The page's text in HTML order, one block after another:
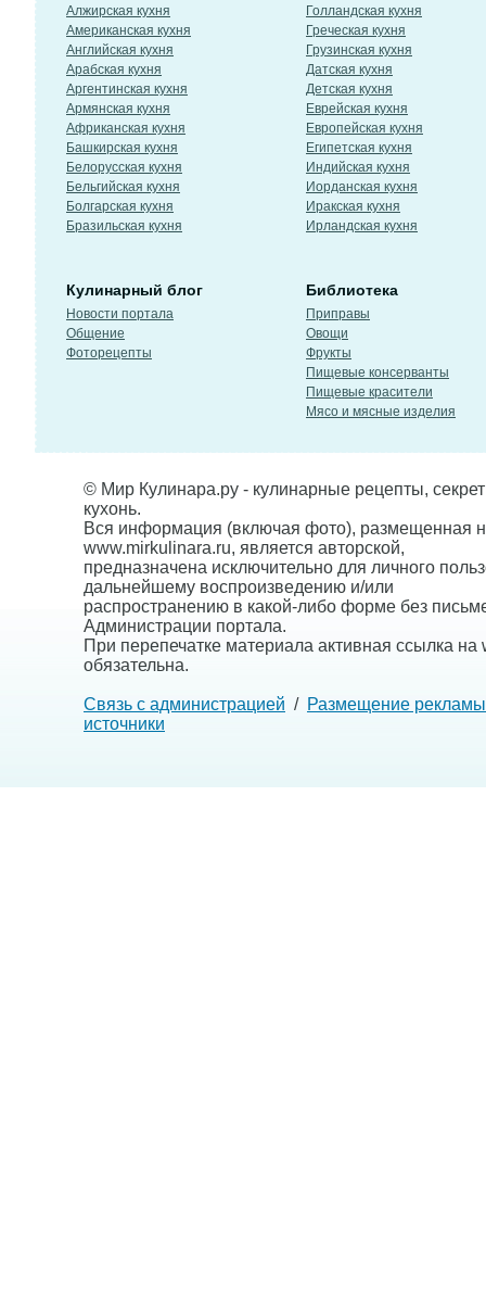
Алжирская кухня
Американская кухня
Английская кухня
Арабская кухня
Аргентинская кухня
Армянская кухня
Африканская кухня
Башкирская кухня
Белорусская кухня
Бельгийская кухня
Болгарская кухня
Бразильская кухня
Голландская кухня
Греческая кухня
Грузинская кухня
Датская кухня
Детская кухня
Еврейская кухня
Европейская кухня
Египетская кухня
Индийская кухня
Иорданская кухня
Иракская кухня
Ирландская кухня
Кулинарный блог
Новости портала
Общение
Фоторецепты
Библиотека
Приправы
Овощи
Фрукты
Пищевые консерванты
Пищевые красители
Мясо и мясные изделия
© Мир Кулинара.ру - кулинарные рецепты,
кухонь.
Вся информация (включая фото), размещенная
www.mirkulinara.ru, является авторской,
предназначена исключительно для личного
дальнейшему воспроизведению и/или
распространению в какой-либо форме без
Администрации портала.
При перепечатке материала активная ссылка на
обязательна.
Связь с администрацией / Размещение рекламы
источники